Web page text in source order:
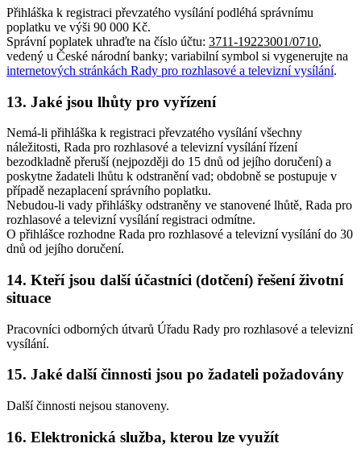
Přihláška k registraci převzatého vysílání podléhá správnímu
poplatku ve výši 90 000 Kč.
Správní poplatek uhraďte na číslo účtu: 3711-19223001/0710,
vedený u České národní banky; variabilní symbol si vygenerujte na
internetových stránkách Rady pro rozhlasové a televizní vysílání.
13. Jaké jsou lhůty pro vyřízení
Nemá-li přihláška k registraci převzatého vysílání všechny
náležitosti, Rada pro rozhlasové a televizní vysílání řízení
bezodkladně přeruší (nejpozději do 15 dnů od jejího doručení) a
poskytne žadateli lhůtu k odstranění vad; obdobně se postupuje v
případě nezaplacení správního poplatku.
Nebudou-li vady přihlášky odstraněny ve stanovené lhůtě, Rada pro
rozhlasové a televizní vysílání registraci odmítne.
O přihlášce rozhodne Rada pro rozhlasové a televizní vysílání do 30
dnů od jejího doručení.
14. Kteří jsou další účastníci (dotčení) řešení životní
situace
Pracovníci odborných útvarů Úřadu Rady pro rozhlasové a televizní
vysílání.
15. Jaké další činnosti jsou po žadateli požadovány
Další činnosti nejsou stanoveny.
16. Elektronická služba, kterou lze využít